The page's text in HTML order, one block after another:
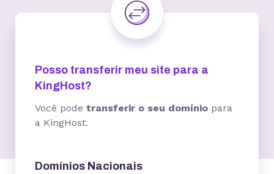
Posso transferir meu site para a
KingHost?
Você pode transferir o seu domínio para
a KingHost.
Domínios Nacionais